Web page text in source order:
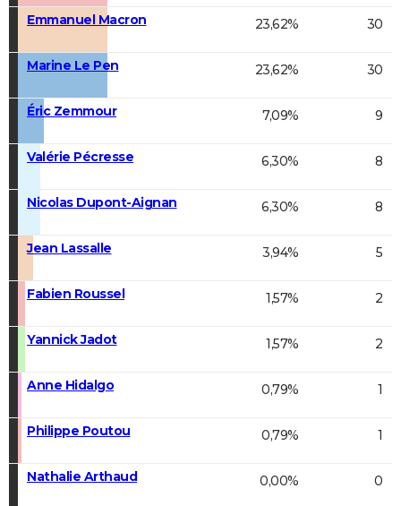
Emmanuel Macron 23,62% 30
Marine Le Pen 23,62% 30
Éric Zemmour 7,09% 9
Valérie Pécresse 6,30% 8
Nicolas Dupont-Aignan 6,30% 8
Jean Lassalle 3,94% 5
Fabien Roussel 1,57% 2
Yannick Jadot 1,57% 2
Anne Hidalgo 0,79% 1
Philippe Poutou 0,79% 1
Nathalie Arthaud 0,00% 0